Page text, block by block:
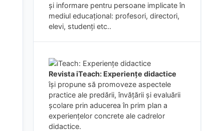
și informare pentru persoane implicate în
mediul educațional: profesori, directori,
elevi, studenți etc..
Revista iTeach: Experienţe didactice
îşi propune să promoveze aspectele
practice ale predării, învăţării şi evaluării
şcolare prin aducerea în prim plan a
experienţelor concrete ale cadrelor
didactice.